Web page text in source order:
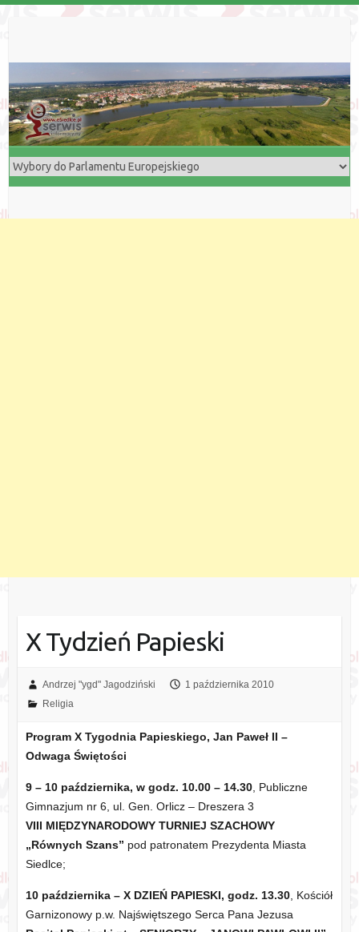
X Tydzień Papieski
Andrzej "ygd" Jagodziński
1 października 2010
Religia
Program X Tygodnia Papieskiego, Jan Paweł II –
Odwaga Świętości
9 – 10 października, w godz. 10.00 – 14.30, Publiczne
Gimnazjum nr 6, ul. Gen. Orlicz – Dreszera 3
VIII MIĘDZYNARODOWY TURNIEJ SZACHOWY
„Równych Szans” pod patronatem Prezydenta Miasta
Siedlce;
10 października – X DZIEŃ PAPIESKI, godz. 13.30, Kościół
Garnizonowy p.w. Najświętszego Serca Pana Jezusa